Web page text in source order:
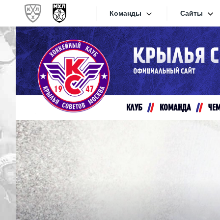
Команды
Конференция «Запад»
Дивизион Золотой
Академия Михайлова
Сайты
Сайты
КЛУБ КОМАНДА